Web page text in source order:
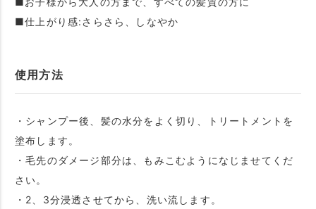
■仕上がり感:さらさら、しなやか
使用方法
・シャンプー後、髪の水分をよく切り、トリートメントを
塗布します。
・毛先のダメージ部分は、もみこむようになじませてくだ
さい。
・2、3分浸透させてから、洗い流します。